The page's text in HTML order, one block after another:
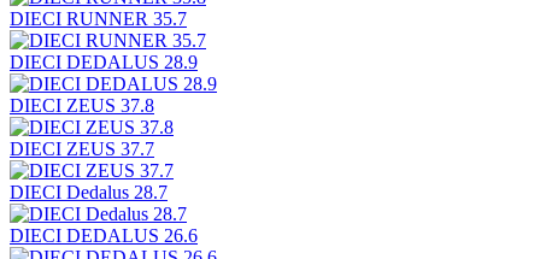
DIECI RUNNER 35.7
DIECI DEDALUS 28.9
DIECI ZEUS 37.8
DIECI ZEUS 37.7
DIECI Dedalus 28.7
DIECI DEDALUS 26.6